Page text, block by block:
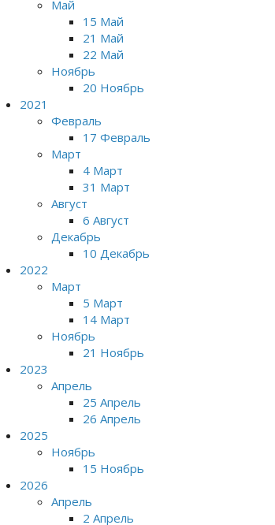
Май
15 Май
21 Май
22 Май
Ноябрь
20 Ноябрь
2021
Февраль
17 Февраль
Март
4 Март
31 Март
Август
6 Август
Декабрь
10 Декабрь
2022
Март
5 Март
14 Март
Ноябрь
21 Ноябрь
2023
Апрель
25 Апрель
26 Апрель
2025
Ноябрь
15 Ноябрь
2026
Апрель
2 Апрель